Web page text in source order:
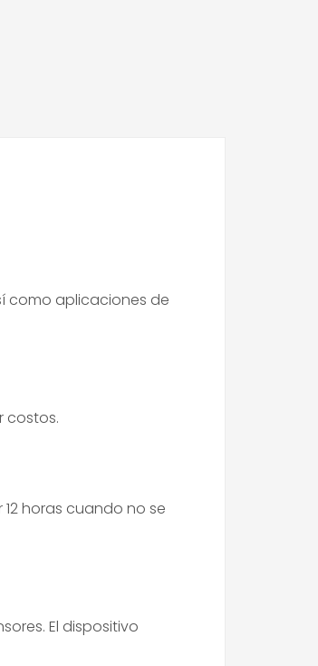
como aplicaciones de
costos.
horas cuando no se
El dispositivo